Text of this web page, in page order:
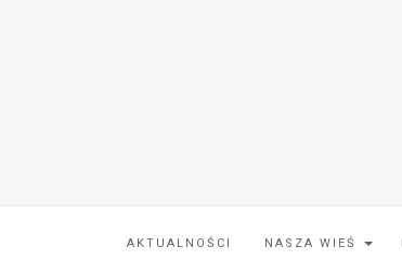
AKTUALNOŚCI NASZA WIEŚ